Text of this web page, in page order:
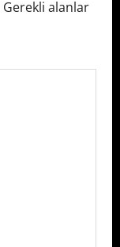
Gerekli alanlar